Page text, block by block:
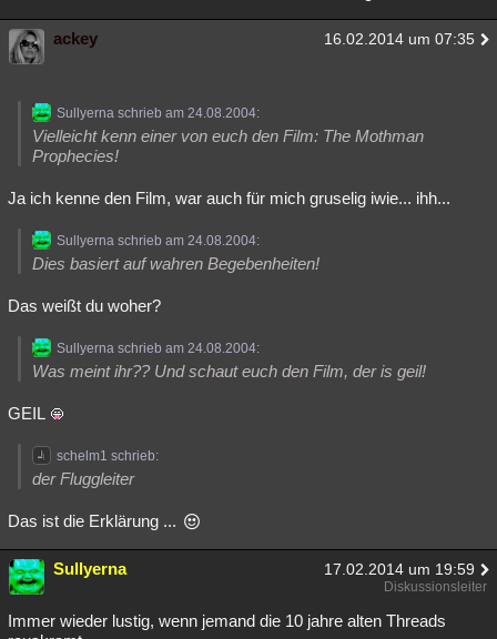
ackey 16.02.2014 um 07:35
Sullyerna schrieb am 24.08.2004:
Vielleicht kenn einer von euch den Film: The Mothman
Prophecies!
Ja ich kenne den Film, war auch für mich gruselig iwie... ihh...
Sullyerna schrieb am 24.08.2004:
Dies basiert auf wahren Begebenheiten!
Das weißt du woher?
Sullyerna schrieb am 24.08.2004:
Was meint ihr?? Und schaut euch den Film, der is geil!
GEIL
schelm1 schrieb:
der Fluggleiter
Das ist die Erklärung ...
Sullyerna 17.02.2014 um 19:59
Diskussionsleiter
Immer wieder lustig, wenn jemand die 10 jahre alten Threads